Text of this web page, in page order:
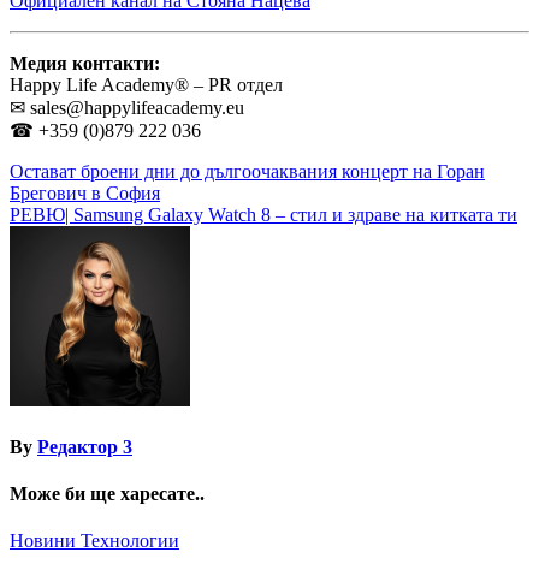
Медия контакти:
Happy Life Academy® – PR отдел
✉ sales@happylifeacademy.eu
☎ +359 (0)879 222 036
Навигация
Остават броени дни до дългоочаквания концерт на Горан
Брегович в София
РЕВЮ| Samsung Galaxy Watch 8 – стил и здраве на китката ти
By Редактор 3
Може би ще харесате..
Новини Технологии